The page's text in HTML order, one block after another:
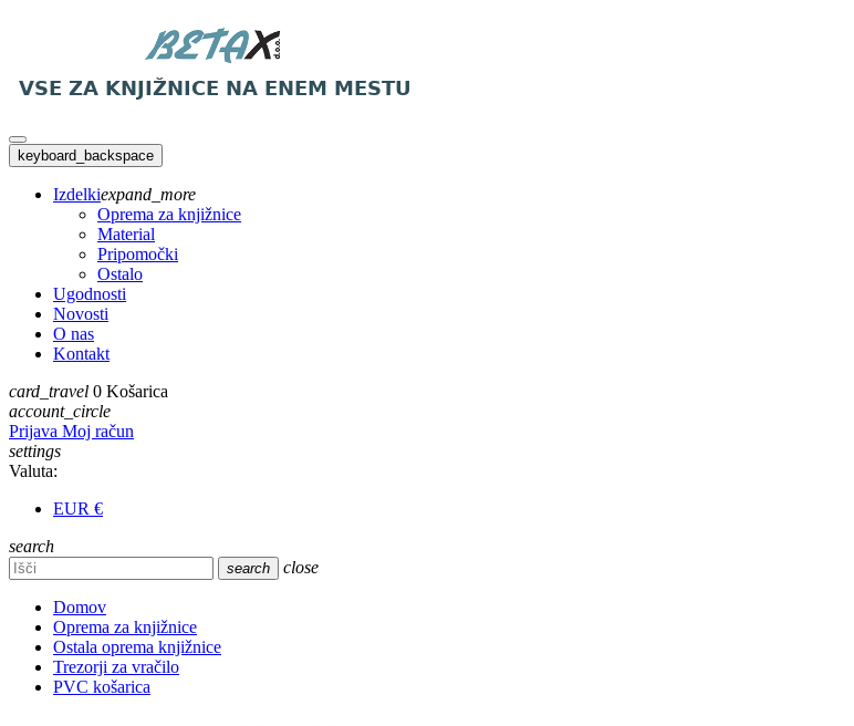
keyboard_backspace
Izdelkiexpand_more
Oprema za knjižnice
Material
Pripomočki
Ostalo
Ugodnosti
Novosti
O nas
Kontakt
card_travel 0 Košarica
account_circle
Prijava Moj račun
settings
Valuta:
EUR €
search
search close
Domov
Oprema za knjižnice
Ostala oprema knjižnice
Trezorji za vračilo
PVC košarica